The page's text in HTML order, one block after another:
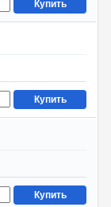
Купить
Купить
Купить